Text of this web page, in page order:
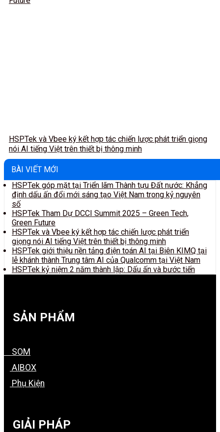
HSPTek và Vbee ký kết hợp tác chiến lược phát triển giọng
nói AI tiếng Việt trên thiết bị thông minh
BÀI VIẾT MỚI
HSPTek góp mặt tại Triển lãm Thành tựu Đất nước: Khẳng
định dấu ấn đổi mới sáng tạo Việt Nam trong kỷ nguyên
số
HSPTek Tham Dự DCCI Summit 2025 – Green Tech,
Green Future
HSPTek và Vbee ký kết hợp tác chiến lược phát triển
giọng nói AI tiếng Việt trên thiết bị thông minh
HSPTek giới thiệu nền tảng điện toán AI tại Biên KIMQ tại
lễ khánh thành Trung tâm AI của Qualcomm tại Việt Nam
HSPTek kỷ niệm 2 năm thành lập: Dấu ấn và bước tiến
SẢN PHẨM
SOM
AIBOX
Phụ Kiện
GIẢI PHÁP